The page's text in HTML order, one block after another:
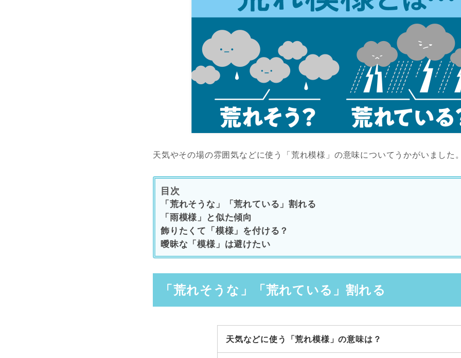
天気やその場の雰囲気などに使う「荒れ模様」の意味についてうかがいました
目次
「荒れそうな」「荒れている」割れる
「雨模様」と似た傾向
飾りたくて「模様」を付ける？
曖昧な「模様」は避けたい
「荒れそうな」「荒れている」割れる
天気などに使う「荒れ模様」の意味は？